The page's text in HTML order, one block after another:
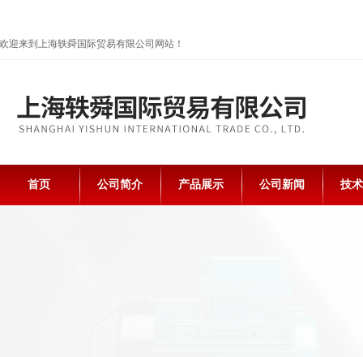
欢迎来到上海轶舜国际贸易有限公司网站！
首页 公司简介 产品展示 公司新闻 技